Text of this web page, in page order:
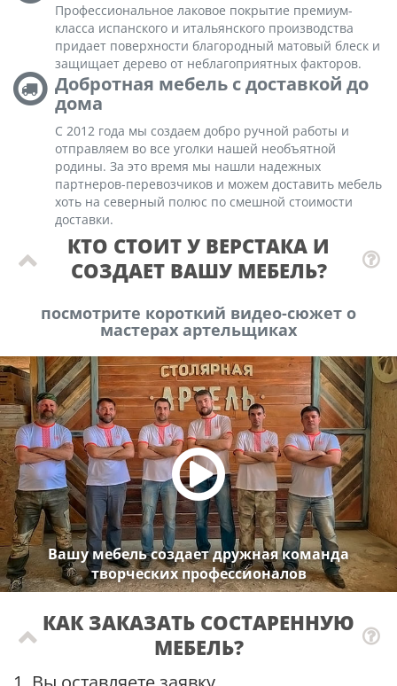
Профессиональное лаковое покрытие премиум-
класса испанского и итальянского производства
придает поверхности благородный матовый блеск и
защищает дерево от неблагоприятных факторов.
Добротная мебель с доставкой до
дома
С 2012 года мы создаем добро ручной работы и
отправляем во все уголки нашей необъятной
родины. За это время мы нашли надежных
партнеров-перевозчиков и можем доставить мебель
хоть на северный полюс по смешной стоимости
доставки.
КТО СТОИТ У ВЕРСТАКА И
СОЗДАЕТ ВАШУ МЕБЕЛЬ?
посмотрите короткий видео-сюжет о
мастерах артельщиках
Вашу мебель создает дружная команда
творческих профессионалов
КАК ЗАКАЗАТЬ СОСТАРЕННУЮ
МЕБЕЛЬ?